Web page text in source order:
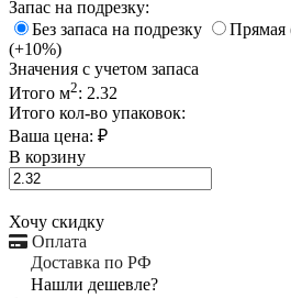
Запас на подрезку:
Без запаса на подрезку
Прямая
(+10%)
Значения с учетом запаса
Итого м2: 2.32
Итого кол-во упаковок:
Ваша цена: ₽
В корзину
Хочу скидку
Оплата
Доставка по РФ
Нашли дешевле?